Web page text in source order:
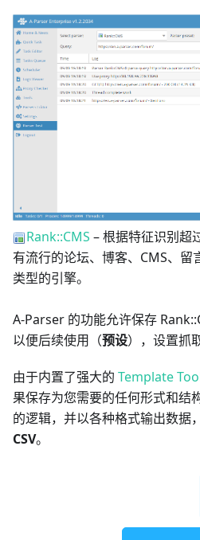
Rank::CMS – 根据特征识别超
有流行的论坛、博客、CMS、留
类型的引擎。
A-Parser 的功能允许保存
以便后续使用（预设），设置抓
由于内置了强大的 Template
果保存为您需要的任何形式和结
的逻辑，并以各种格式输出数据
CSV。